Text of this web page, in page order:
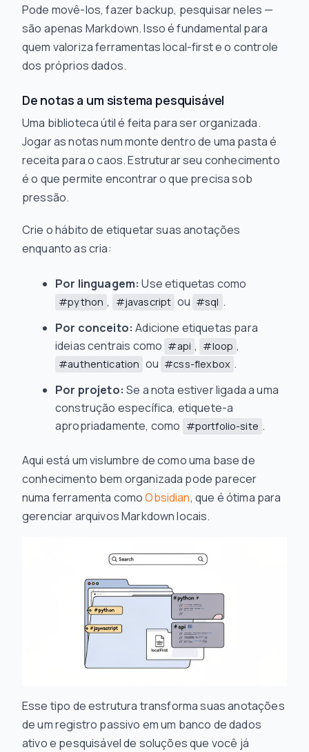
Pode movê-los, fazer backup, pesquisar neles —
são apenas Markdown. Isso é fundamental para
quem valoriza ferramentas local-first e o controle
dos próprios dados.
De notas a um sistema pesquisável
Uma biblioteca útil é feita para ser organizada.
Jogar as notas num monte dentro de uma pasta é
receita para o caos. Estruturar seu conhecimento
é o que permite encontrar o que precisa sob
pressão.
Crie o hábito de etiquetar suas anotações
enquanto as cria:
Por linguagem: Use etiquetas como
#python , #javascript ou #sql .
Por conceito: Adicione etiquetas para
ideias centrais como #api , #loop ,
#authentication ou #css-flexbox .
Por projeto: Se a nota estiver ligada a uma
construção específica, etiquete-a
apropriadamente, como #portfolio-site .
Aqui está um vislumbre de como uma base de
conhecimento bem organizada pode parecer
numa ferramenta comoObsidian, que é ótima para
gerenciar arquivos Markdown locais.
Esse tipo de estrutura transforma suas anotações
de um registro passivo em um banco de dados
ativo e pesquisável de soluções que você já